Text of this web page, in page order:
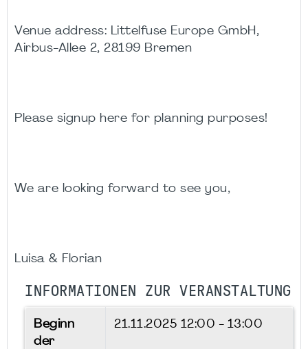
Venue address: Littelfuse Europe GmbH,
Airbus-Allee 2, 28199 Bremen
Please signup here for planning purposes!
We are looking forward to see you,
Luisa & Florian
INFORMATIONEN ZUR VERANSTALTUNG
Beginn
der
21.11.2025 12:00 - 13:00